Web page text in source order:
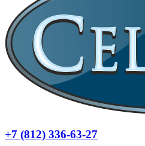
+7 (812) 336-63-27